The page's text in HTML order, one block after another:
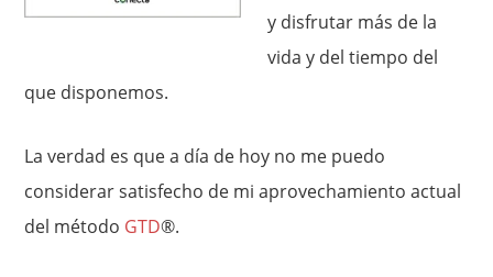
y disfrutar más de la
vida y del tiempo del
que disponemos.
La verdad es que a día de hoy no me puedo
considerar satisfecho de mi aprovechamiento actual
del método GTD®.